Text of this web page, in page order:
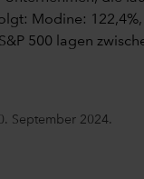
September 2024.